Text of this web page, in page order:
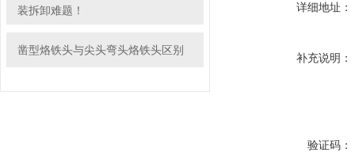
装拆卸难题！
凿型烙铁头与尖头弯头烙铁头区别
详细地址：
补充说明：
验证码：